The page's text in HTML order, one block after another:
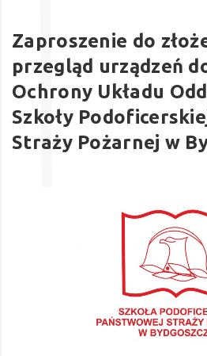
Zaproszenie do
przegląd urządzeń
Ochrony Układu
Szkoły
Straży Pożarnej w